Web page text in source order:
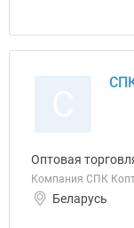
Оптовая
Компания СПК
Беларусь